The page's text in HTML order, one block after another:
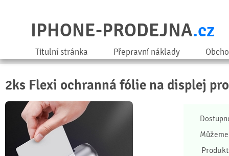
IPHONE-PRODEJNA.cz
Titulní stránka Přepravní náklady
2ks Flexi ochranná fólie na displej